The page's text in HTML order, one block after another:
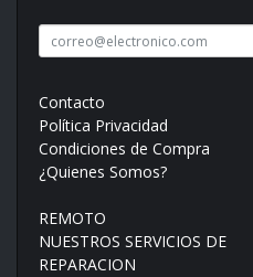
Contacto
Política Privacidad
Condiciones de Compra
¿Quienes Somos?
REMOTO
NUESTROS SERVICIOS DE
REPARACION